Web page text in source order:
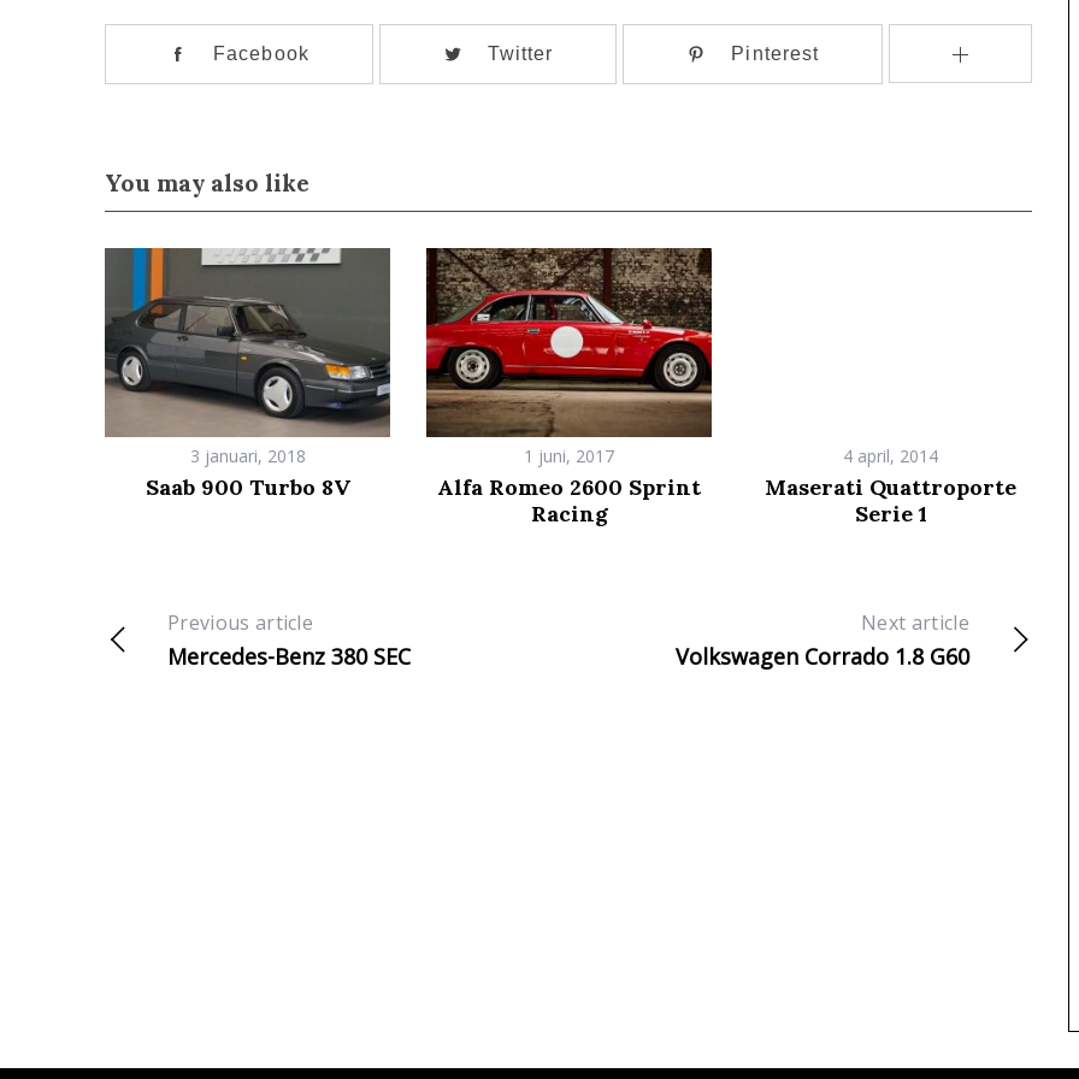
Facebook Twitter Pinterest
You may also like
3 januari, 2018
Saab 900 Turbo 8V
1 juni, 2017
Alfa Romeo 2600 Sprint
Racing
4 april, 2014
Maserati Quattroporte
Serie 1
Previous article
Mercedes-Benz 380 SEC
Next article
Volkswagen Corrado 1.8 G60